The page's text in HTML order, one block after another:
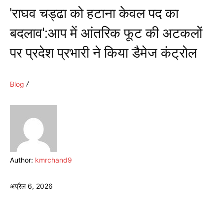
'राघव चड्ढा को हटाना केवल पद का
बदलाव':आप में आंतरिक फूट की अटकलों
पर प्रदेश प्रभारी ने किया डैमेज कंट्रोल
Blog
Author: kmrchand9
अप्रैल 6, 2026